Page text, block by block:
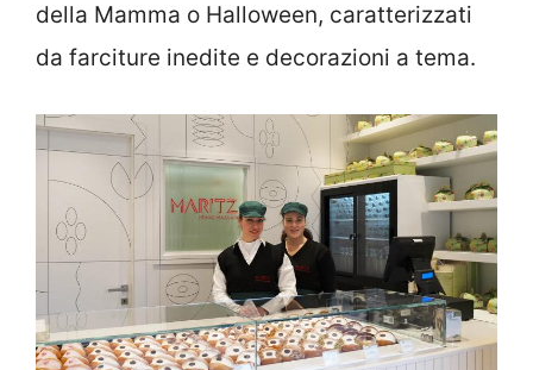
della Mamma o Halloween, caratterizzati
da farciture inedite e decorazioni a tema.